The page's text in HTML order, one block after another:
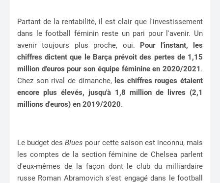
Partant de la rentabilité, il est clair que l'investissement
dans le football féminin reste un pari pour l'avenir. Un
avenir toujours plus proche, oui. Pour l'instant, les
chiffres dictent que le Barça prévoit des pertes de 1,15
million d'euros pour son équipe féminine en 2020/2021 .
Chez son rival de dimanche, les chiffres rouges étaient
encore plus élevés, jusqu'à 1,8 million de livres (2,1
millions d'euros) en 2019/2020.
Le budget desBlues pour cette saison est inconnu, mais
les comptes de la section féminine de Chelsea parlent
d'eux-mêmes de la façon dont le club du milliardaire
russe Roman Abramovich s'est engagé dans le football